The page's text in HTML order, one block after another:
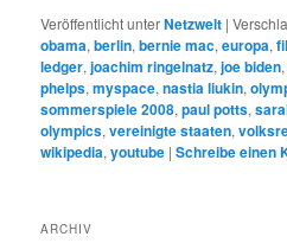
Veröffentlicht unterNetzwelt |
obama,berlin,bernie mac,europa,
ledger,joachim ringelnatz,joe biden
phelps,myspace,nastia liukin,
sommerspiele 2008,paul potts,
olympics,vereinigte staaten,
wikipedia,youtube |Schreibe einen
ARCHIV